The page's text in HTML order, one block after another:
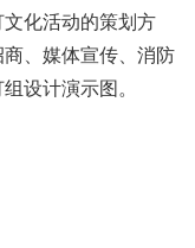
化活动的策划方
、媒体宣传、消防
设计演示图。